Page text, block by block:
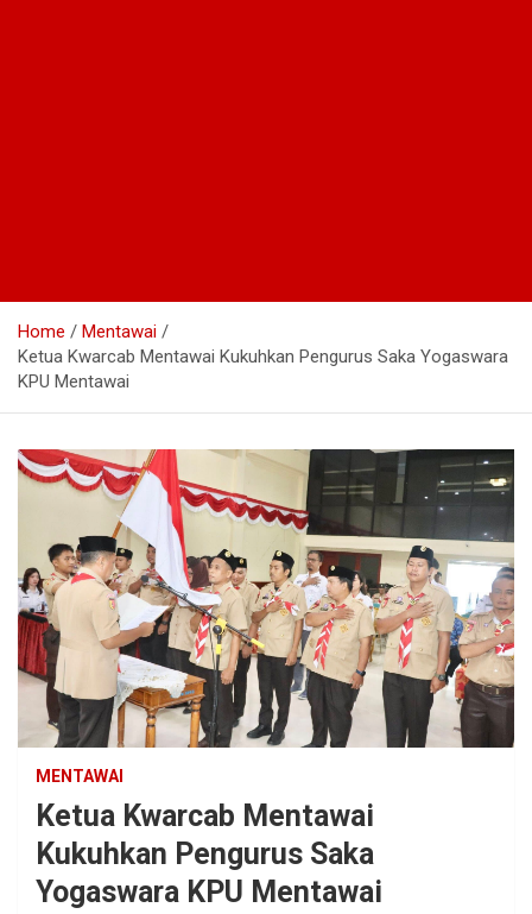
Home
Mentawai
Ketua Kwarcab Mentawai Kukuhkan Pengurus Saka Yogaswara
KPU Mentawai
MENTAWAI
Ketua Kwarcab Mentawai
Kukuhkan Pengurus Saka
Yogaswara KPU Mentawai